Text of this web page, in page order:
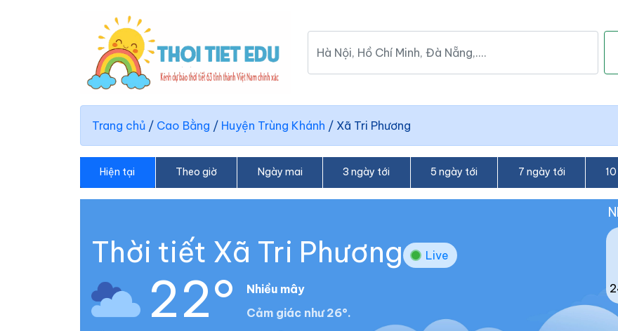
Trang chủ / Cao Bằng / Huyện Trùng Khánh / Xã Tri Phương
Hiện tại Theo giờ Ngày mai 3 ngày tới 5 ngày tới 7 ngày tới
Thời tiết Xã Tri Phương Live
22°
Nhiều mây
Cảm giác như 26°.